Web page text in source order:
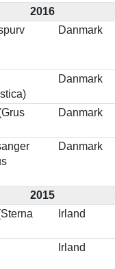
2016
Danmark
Danmark
Danmark
Danmark
2015
Irland
Irland